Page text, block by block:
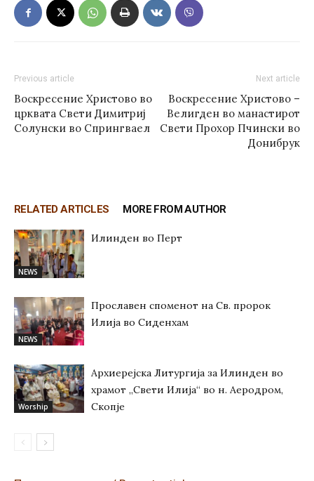
Previous article
Воскресение Христово во
црквата Свети Димитриј
Солунски во Спрингваел
Next article
Воскресение Христово –
Велигден во манастирот
Свети Прохор Пчински во
Донибрук
RELATED ARTICLES MORE FROM AUTHOR
NEWS
Илинден во Перт
NEWS
Прославен споменот на Св. пророк
Илија во Сиденхам
Worship
Архиерејска Литургија за Илинден во
храмот „Свети Илија“ во н. Аеродром,
Скопје